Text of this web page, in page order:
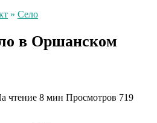
» Село
в Оршанском
чтение 8 мин Просмотров 719